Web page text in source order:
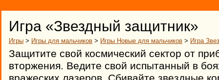
Игра «Звездный защитник»
Игры > Игры для мальчиков > Игры Новые для мальчиков > Игра
Защитите свой космический сектор от
вторжения. Ведите свой испытанный в